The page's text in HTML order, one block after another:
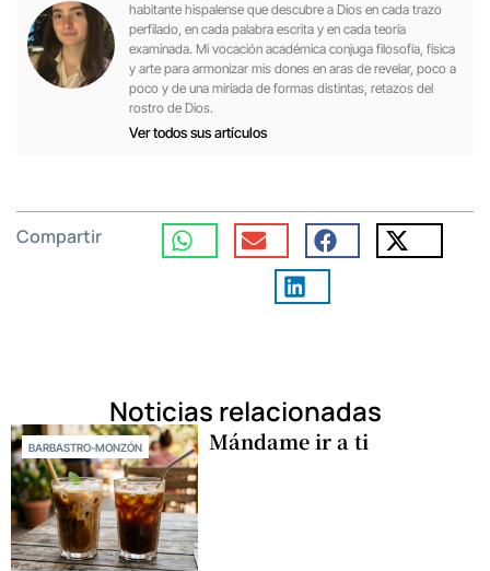
habitante hispalense que descubre a Dios en cada trazo
perfilado, en cada palabra escrita y en cada teoría
examinada. Mi vocación académica conjuga filosofía, física
y arte para armonizar mis dones en aras de revelar, poco a
poco y de una miríada de formas distintas, retazos del
rostro de Dios.
Ver todos sus artículos
Compartir
Noticias relacionadas
BARBASTRO-MONZÓN Mándame ir a ti